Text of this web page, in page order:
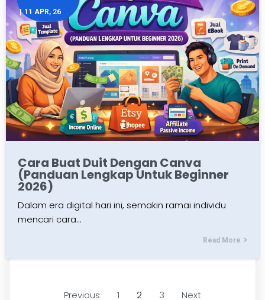
Cara Buat Duit Dengan Canva
(Panduan Lengkap Untuk Beginner
2026)
| 11 APR, 26
Dalam era digital hari ini, semakin ramai individu
mencari cara…
Read More
Previous 1 2 3 Next